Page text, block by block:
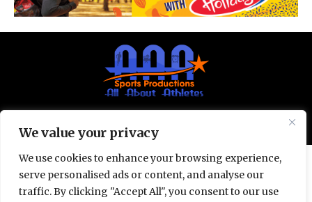
We value your privacy
We use cookies to enhance your browsing experience,
serve personalised ads or content, and analyse our
traffic. By clicking "Accept All", you consent to our use
© All Rights Reserved 2025.